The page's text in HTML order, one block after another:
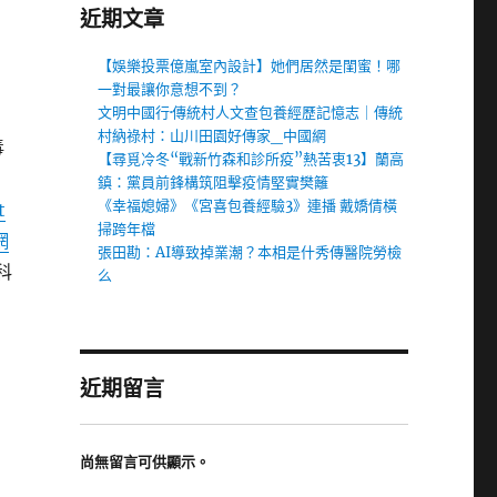
近期文章
【娛樂投票億嵐室內設計】她們居然是閨蜜！哪
一對最讓你意想不到？
文明中國行·傳統村人文查包養經歷記憶志｜傳統
村納祿村：山川田園好傳家_中國網
【尋覓冷冬“戰新竹森和診所疫”熱苦衷13】蘭高
鎮：黨員前鋒構筑阻擊疫情堅實樊籬
《幸福媳婦》《宮喜包養經驗3》連播 戴嬌倩橫
掃跨年檔
張田勘：AI導致掉業潮？本相是什秀傳醫院勞檢
么
近期留言
尚無留言可供顯示。